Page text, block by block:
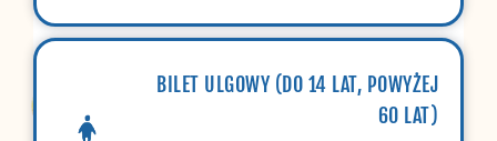
BILET ULGOWY (DO 14 LAT, POWYŻEJ
60 LAT)